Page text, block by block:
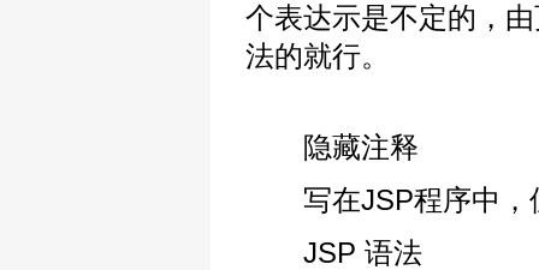
个表达示是不定的，
法的就行。
隐藏注释
写在JSP程序中，
JSP 语法